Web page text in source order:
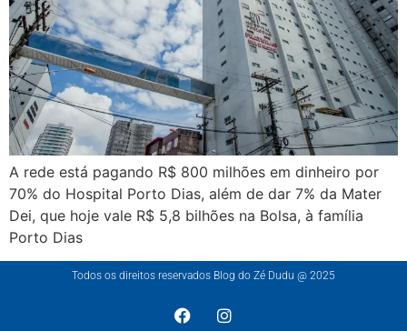
A rede está pagando R$ 800 milhões em dinheiro por
70% do Hospital Porto Dias, além de dar 7% da Mater
Dei, que hoje vale R$ 5,8 bilhões na Bolsa, à família
Porto Dias
Todos os direitos reservados Blog do Zé Dudu @ 2025